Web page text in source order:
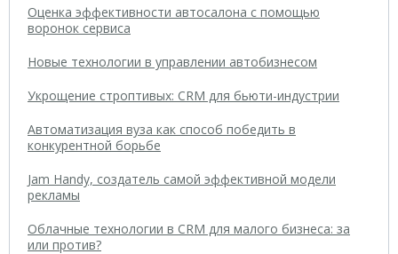
Оценка эффективности автосалона с помощью
воронок сервиса
Новые технологии в управлении автобизнесом
Укрощение строптивых: CRM для бьюти-индустрии
Автоматизация вуза как способ победить в
конкурентной борьбе
Jam Handy, создатель самой эффективной модели
рекламы
Облачные технологии в CRM для малого бизнеса: за
или против?